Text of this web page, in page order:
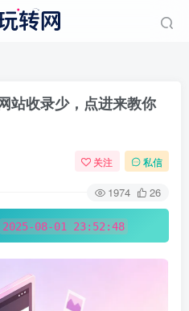
站收录少，点进来教你
关注 私信
1974 26
2025-08-01 23:52:48